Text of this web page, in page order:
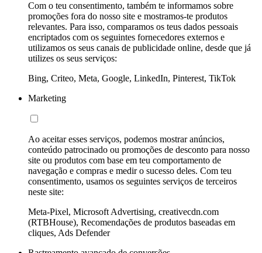
Com o teu consentimento, também te informamos sobre
promoções fora do nosso site e mostramos-te produtos
relevantes. Para isso, comparamos os teus dados pessoais
encriptados com os seguintes fornecedores externos e
utilizamos os seus canais de publicidade online, desde que já
utilizes os seus serviços:
Bing, Criteo, Meta, Google, LinkedIn, Pinterest, TikTok
Marketing
Ao aceitar esses serviços, podemos mostrar anúncios,
conteúdo patrocinado ou promoções de desconto para nosso
site ou produtos com base em teu comportamento de
navegação e compras e medir o sucesso deles. Com teu
consentimento, usamos os seguintes serviços de terceiros
neste site:
Meta-Pixel, Microsoft Advertising, creativecdn.com
(RTBHouse), Recomendações de produtos baseadas em
cliques, Ads Defender